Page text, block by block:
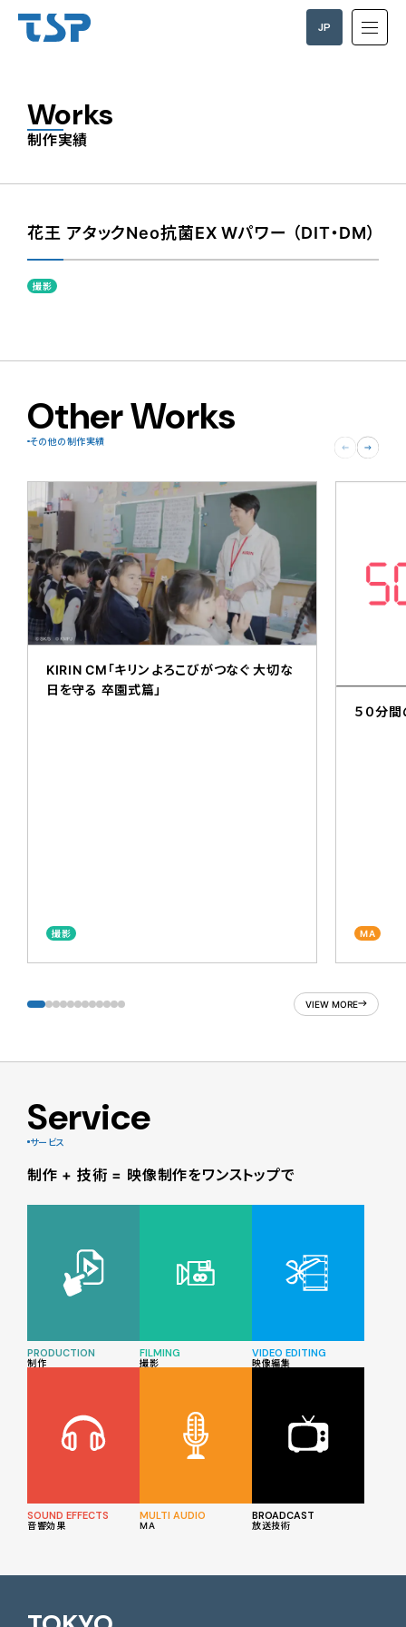
JP
Works
制作実績
花王 アタックNeo抗菌EX Wパワー （DIT・DM）
撮影
Other Works
その他の制作実績
KIRIN CM「キリン よろこびがつなぐ 大切な
日を守る 卒園式篇」
撮影
５０分
MA
VIEW MORE
Service
サービス
制作 + 技術 = 映像制作をワンストップで
PRODUCTION
制作
FILMING
撮影
VIDEO EDITING
映像編集
SOUND EFFECTS
音響効果
MULTI AUDIO
MA
BROADCAST
放送技術